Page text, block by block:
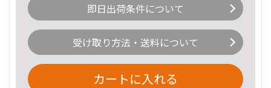
即日出荷条件について
受け取り方法・送料について
カートに入れる